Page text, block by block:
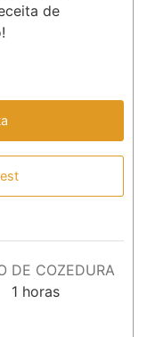
de
DE COZEDURA
1 hora
horas